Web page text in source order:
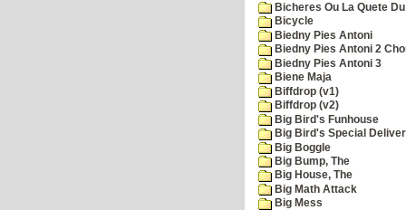
Bicheres Ou La Quete
Bicycle
Biedny Pies Antoni
Biedny Pies Antoni 2
Biedny Pies Antoni 3
Biene Maja
Biffdrop (v1)
Biffdrop (v2)
Big Bird's Funhouse
Big Bird's Special
Big Boggle
Big Bump, The
Big House, The
Big Math Attack
Big Mess